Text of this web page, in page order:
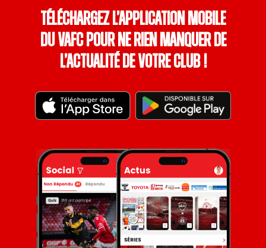
Téléchargez l’application mobile
du VAFC pour ne rien manquer de
l’actualité de votre club !